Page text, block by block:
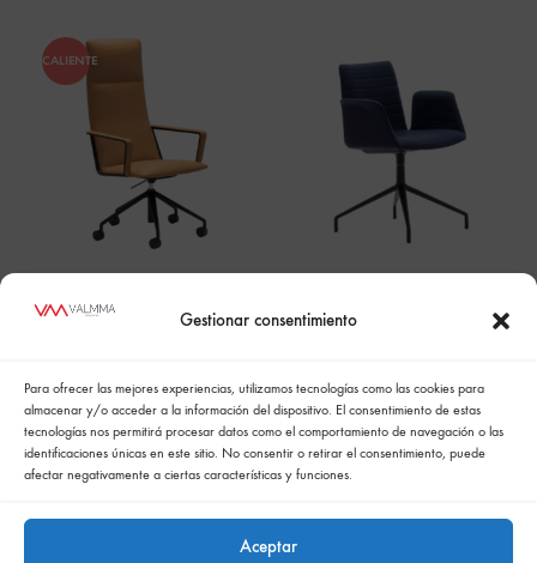
Gestionar consentimiento
Para ofrecer las mejores experiencias, utilizamos tecnologías como las cookies para
almacenar y/o acceder a la información del dispositivo. El consentimiento de estas
tecnologías nos permitirá procesar datos como el comportamiento de navegación o las
identificaciones únicas en este sitio. No consentir o retirar el consentimiento, puede
afectar negativamente a ciertas características y funciones.
Aceptar
CALIENTE
SO1587